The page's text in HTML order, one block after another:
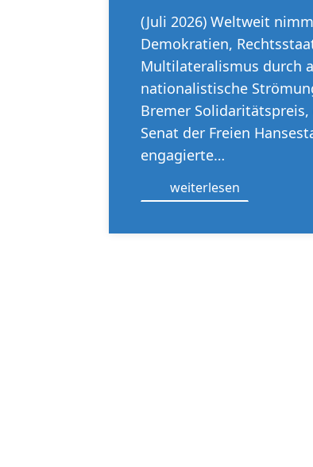
(Juli 2026) Weltweit
Demokratien,
Multilateralismus durch
nationalistische
Bremer Solidaritätspreis,
Senat der Freien
engagierte…
weiterlesen